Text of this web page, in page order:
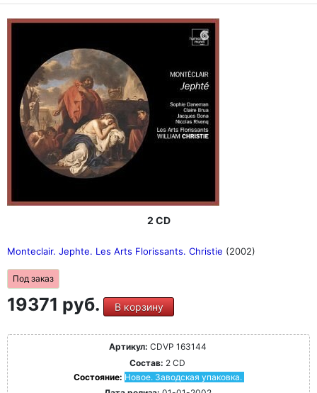
2 CD
Monteclair. Jephte. Les Arts Florissants. Christie (2002)
Под заказ
19371 руб. В корзину
Артикул: CDVP 163144
Состав: 2 CD
Состояние: Новое. Заводская упаковка.